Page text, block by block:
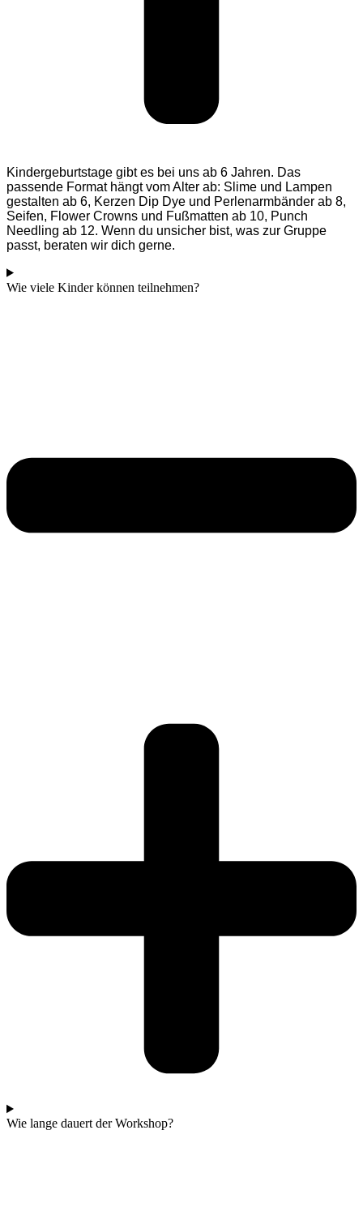
Kindergeburtstage gibt es bei uns ab 6 Jahren. Das
passende Format hängt vom Alter ab: Slime und Lampen
gestalten ab 6, Kerzen Dip Dye und Perlenarmbänder ab 8,
Seifen, Flower Crowns und Fußmatten ab 10, Punch
Needling ab 12. Wenn du unsicher bist, was zur Gruppe
passt, beraten wir dich gerne.
Wie viele Kinder können teilnehmen?
Wie lange dauert der Workshop?